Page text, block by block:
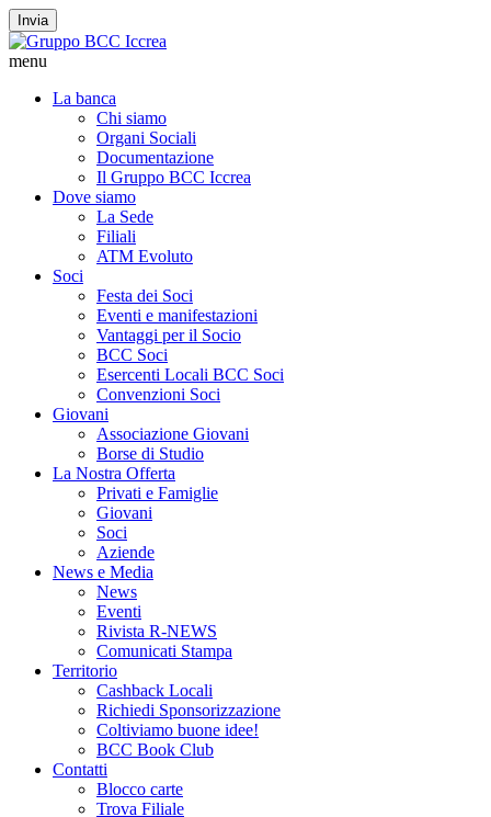
Invia
menu
La banca
Chi siamo
Organi Sociali
Documentazione
Il Gruppo BCC Iccrea
Dove siamo
La Sede
Filiali
ATM Evoluto
Soci
Festa dei Soci
Eventi e manifestazioni
Vantaggi per il Socio
BCC Soci
Esercenti Locali BCC Soci
Convenzioni Soci
Giovani
Associazione Giovani
Borse di Studio
La Nostra Offerta
Privati e Famiglie
Giovani
Soci
Aziende
News e Media
News
Eventi
Rivista R-NEWS
Comunicati Stampa
Territorio
Cashback Locali
Richiedi Sponsorizzazione
Coltiviamo buone idee!
BCC Book Club
Contatti
Blocco carte
Trova Filiale